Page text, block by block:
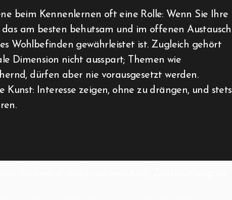
beim Kennenlernen oft eine Rolle: Wenn Sie Ihre
das am besten behutsam und im offenen Austausch
Wohlbefinden gewährleistet ist. Zugleich gehört
Dimension nicht ausspart; Themen wie
dürfen aber nie vorausgesetzt werden.
Kunst: Interesse zeigen, ohne zu drängen, und stets